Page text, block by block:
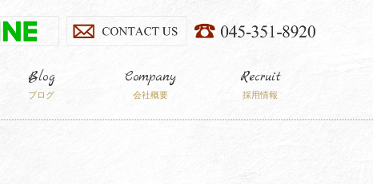
Blog
ブログ
Company
会社概要
Recruit
採用情報